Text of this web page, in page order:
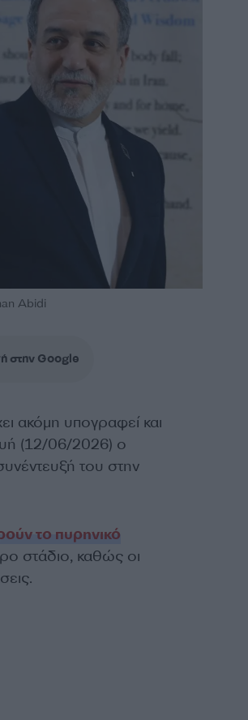
Abidi
στην Google
ακόμη υπογραφεί και
(12/06/2026) ο
του στην
το πυρηνικό
στάδιο, καθώς οι